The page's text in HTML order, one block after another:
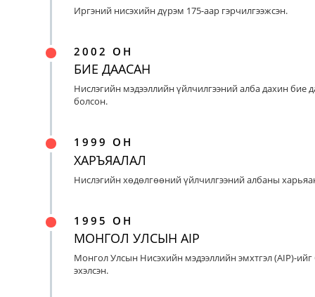
Иргэний нисэхийн дүрэм 175-аар гэрчилгээжсэн.
2002 ОН
БИЕ ДААСАН
Нислэгийн мэдээллийн үйлчилгээний алба дахин бие
болсон.
1999 ОН
ХАРЪЯАЛАЛ
Нислэгийн хөдөлгөөний үйлчилгээний албаны
1995 ОН
МОНГОЛ УЛСЫН AIP
Монгол Улсын Нисэхийн мэдээллийн эмхтгэл (AIP)-
эхэлсэн.